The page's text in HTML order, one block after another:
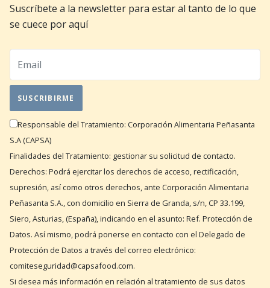
Suscríbete a la newsletter para estar al tanto de lo que
se cuece por aquí
Responsable del Tratamiento: Corporación Alimentaria Peñasanta
S.A (CAPSA)
Finalidades del Tratamiento: gestionar su solicitud de contacto.
Derechos: Podrá ejercitar los derechos de acceso, rectificación,
supresión, así como otros derechos, ante Corporación Alimentaria
Peñasanta S.A., con domicilio en Sierra de Granda, s/n, CP 33.199,
Siero, Asturias, (España), indicando en el asunto: Ref. Protección de
Datos. Así mismo, podrá ponerse en contacto con el Delegado de
Protección de Datos a través del correo electrónico:
comiteseguridad@capsafood.com.
Si desea más información en relación al tratamiento de sus datos